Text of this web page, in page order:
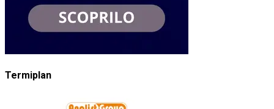
Termiplan